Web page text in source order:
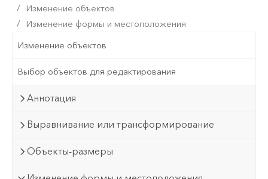
Изменение объектов
Изменение формы и местоположения
Изменение объектов
Выбор объектов для редактирования
Аннотация
Выравнивание или трансформирование
Объекты-размеры